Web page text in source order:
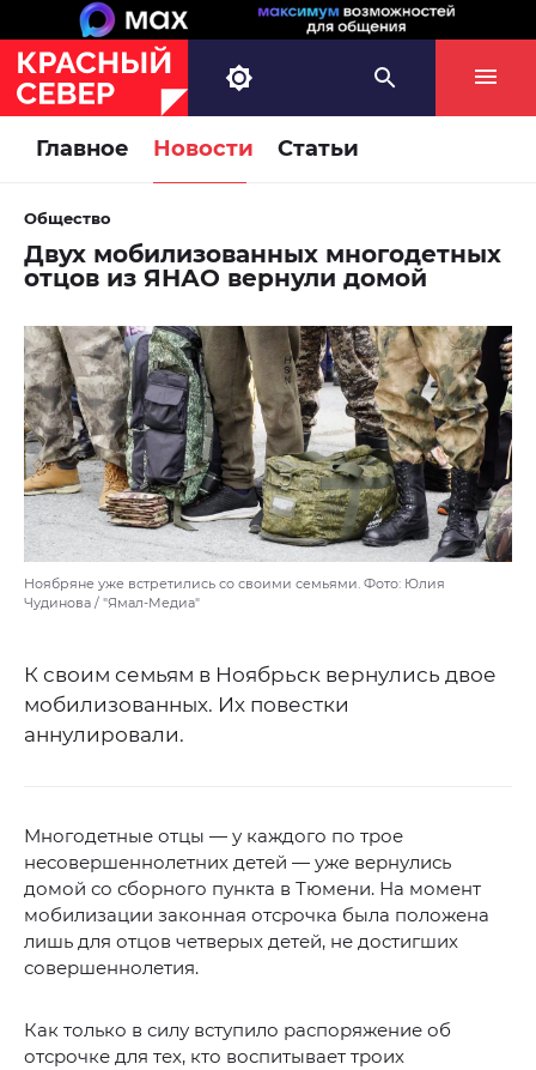
Главное Новости Статьи
Общество
Двух мобилизованных многодетных
отцов из ЯНАО вернули домой
Ноябряне уже встретились со своими семьями. Фото: Юлия
Чудинова / "Ямал-Медиа"
К своим семьям в Ноябрьск вернулись двое
мобилизованных. Их повестки
аннулировали.
Многодетные отцы — у каждого по трое
несовершеннолетних детей — уже вернулись
домой со сборного пункта в Тюмени. На момент
мобилизации законная отсрочка была положена
лишь для отцов четверых детей, не достигших
совершеннолетия.
Как только в силу вступило распоряжение об
отсрочке для тех, кто воспитывает троих